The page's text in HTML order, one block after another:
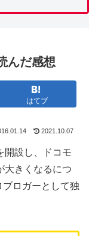
んだ感想
はてブ
2021.10.07
開設し、ドコモ
大きくなるにつ
ロガーとして独